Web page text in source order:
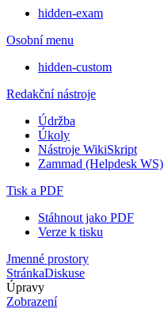
hidden-exam
Osobní menu
hidden-custom
Redakční nástroje
Údržba
Úkoly
Nástroje WikiSkript
Zammad (Helpdesk WS)
Tisk a PDF
Stáhnout jako PDF
Verze k tisku
Jmenné prostory
StránkaDiskuse
Úpravy
Zobrazení